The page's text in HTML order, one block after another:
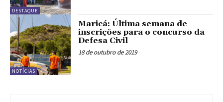
DESTAQUE
NOTÍCIAS
Maricá: Última semana de
inscrições para o concurso da
Defesa Civil
18 de outubro de 2019